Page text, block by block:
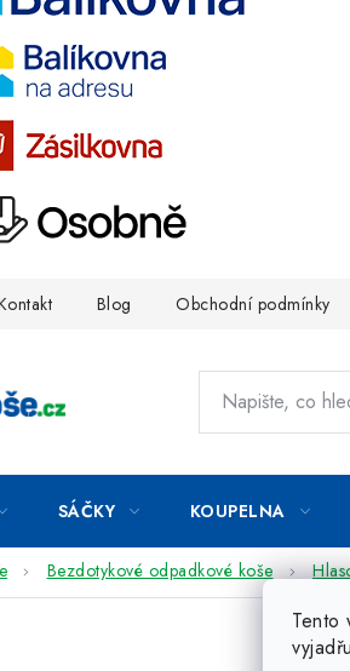
Tento
Blog Obchodní podmínky
SÁČKY KOUPELNA
Bezdotykové odpadkové koše